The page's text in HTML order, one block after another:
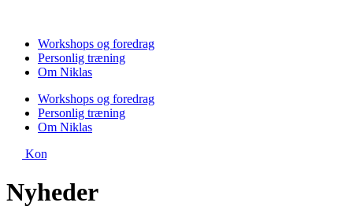
indholdWorkshops og foredrag
Personlig træning
Om Niklas
Workshops og foredrag
Personlig træning
Om Niklas
Kontakt
Nyheder